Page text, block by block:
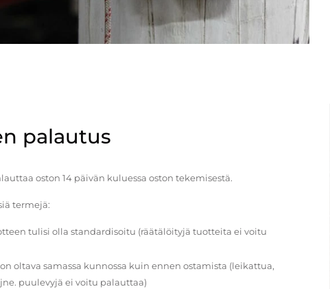
palautus
oston 14 päivän kuluessa oston tekemisestä.
termejä:
tulisi olla standardisoitu (räätälöityjä tuotteita ei voitu
oltava samassa kunnossa kuin ennen ostamista (leikattua,
puulevyjä ei voitu palauttaa)